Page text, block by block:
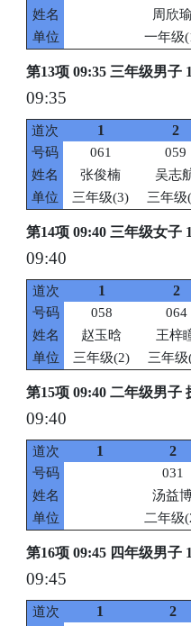
姓名
周欣瑜
单位
一年级
第13项 09:35 三年级男子
09:35
道次 1 2
号码 061 059
姓名
张俊楠 吴志
单位
三年级(3) 三年级
第14项 09:40 三年级女子
09:40
道次 1 2
号码 058 064
姓名
赵玉晗 王梓
单位
三年级(2) 三年级
第15项 09:40 二年级男子
09:40
道次 1 2
号码 031
姓名
汤益
单位
二年级
第16项 09:45 四年级男子
09:45
道次 1 2